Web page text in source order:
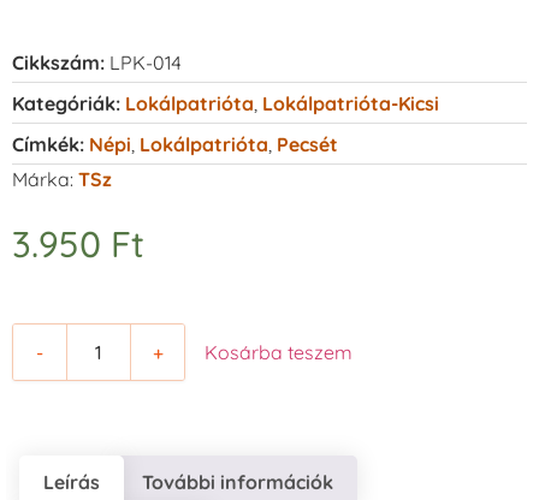
Cikkszám: LPK-014
Kategóriák: Lokálpatrióta Lokálpatrióta-Kicsi
Címkék: Népi Lokálpatrióta Pecsét
Márka: TSz
3.950 Ft
- + Kosárba teszem
Leírás További információk